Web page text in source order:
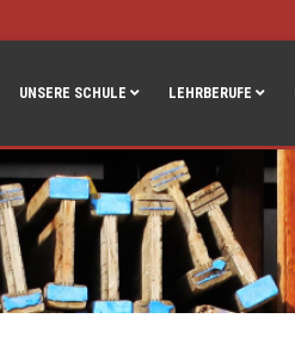
UNSERE SCHULE LEHRBERUFE